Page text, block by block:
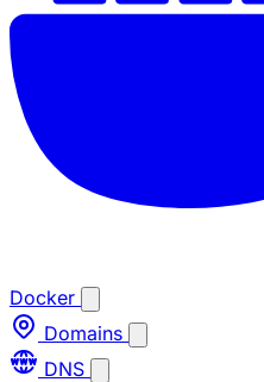
Docker
Domains
DNS